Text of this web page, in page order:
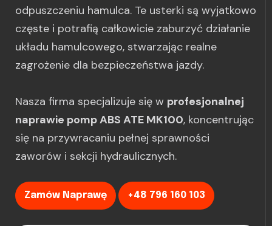
odpuszczeniu hamulca. Te usterki są wyjatkowo
częste i potrafią całkowicie zaburzyć działanie
układu hamulcowego, stwarzając realne
zagrożenie dla bezpieczeństwa jazdy.
Nasza firma specjalizuje się w profesjonalnej
naprawie pomp ABS ATE MK100, koncentrując
się na przywracaniu pełnej sprawności
zaworów i sekcji hydraulicznych.
Zamów Naprawę +48 796 160 103